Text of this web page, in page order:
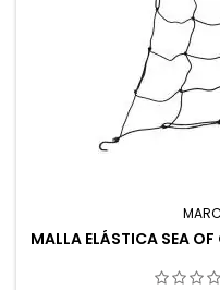
MALLA ELÁSTICA SEA